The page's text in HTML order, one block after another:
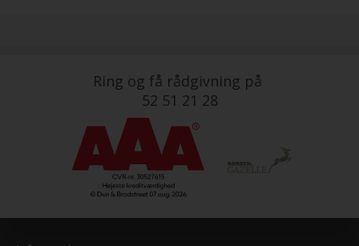
Ring og få rådgivning på
52 51 21 28